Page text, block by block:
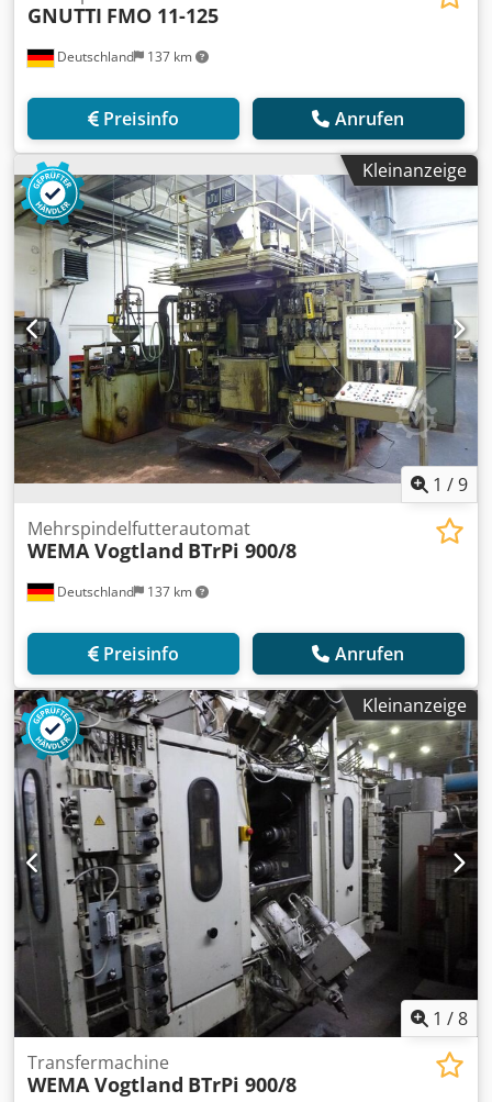
Deutschland 137 km
GNUTTI FMO 11-125
Preisinfo Anrufen
Kleinanzeige
1 /9
Deutschland 137 km
Mehrspindelfutterautomat
WEMA Vogtland BTrPi 900/8
Preisinfo Anrufen
Kleinanzeige
1 /8
Transfermachine
WEMA Vogtland BTrPi 900/8